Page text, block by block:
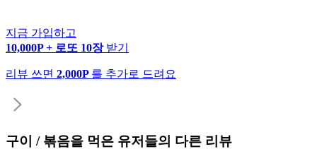
지금 가입하고
10,000P + 로또 10장 받기
리뷰 쓰면 2,000P 를 추가로 드려요
구이 / 볶음을 먹은 유저들의 다른 리뷰